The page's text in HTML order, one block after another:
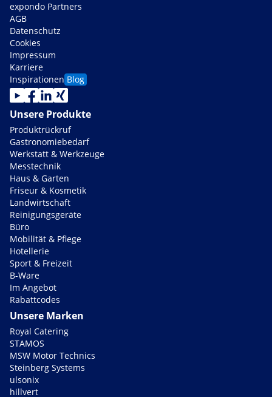
expondo Partners
AGB
Datenschutz
Cookies
Impressum
Karriere
Inspirationen Blog
Unsere Produkte
Produktrückruf
Gastronomiebedarf
Werkstatt & Werkzeuge
Messtechnik
Haus & Garten
Friseur & Kosmetik
Landwirtschaft
Reinigungsgeräte
Büro
Mobilität & Pflege
Hotellerie
Sport & Freizeit
B-Ware
Im Angebot
Rabattcodes
Unsere Marken
Royal Catering
STAMOS
MSW Motor Technics
Steinberg Systems
ulsonix
hillvert